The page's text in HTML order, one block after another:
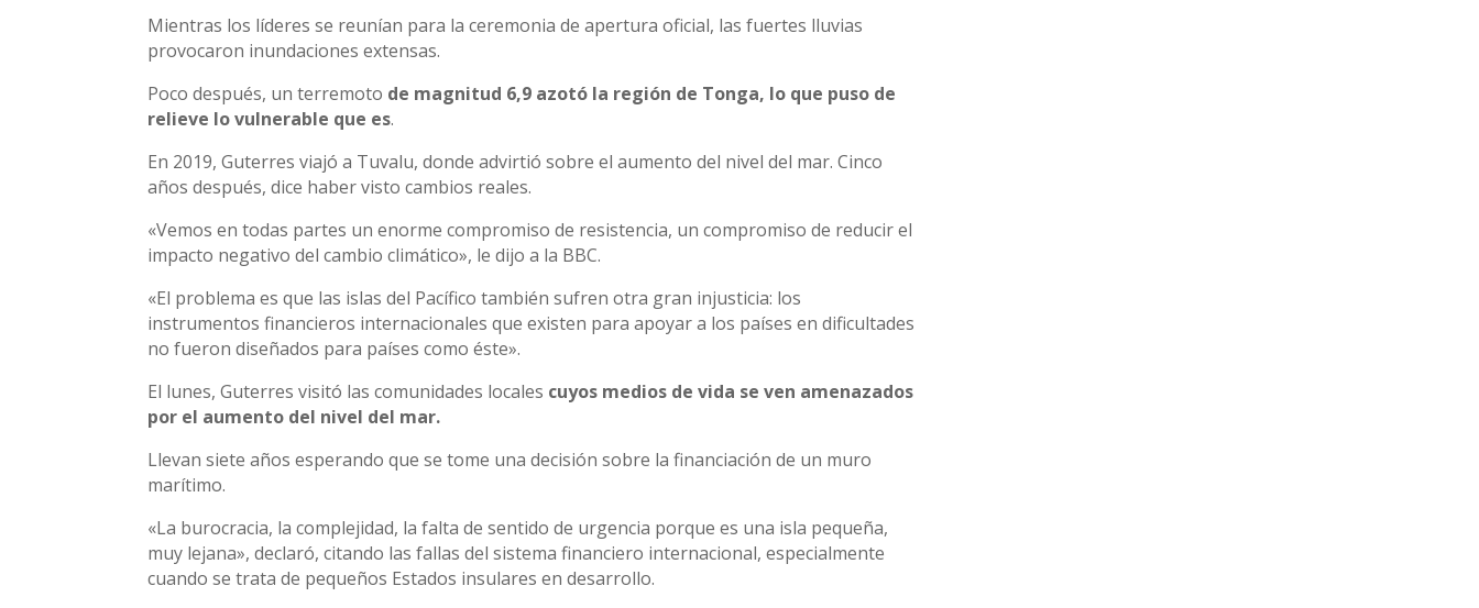
Mientras los líderes se reunían para la ceremonia de apertura oficial, las fuertes lluvias
provocaron inundaciones extensas.
Poco después, un terremoto de magnitud 6,9 azotó la región de Tonga, lo que puso de
relieve lo vulnerable que es.
En 2019, Guterres viajó a Tuvalu, donde advirtió sobre el aumento del nivel del mar. Cinco
años después, dice haber visto cambios reales.
«Vemos en todas partes un enorme compromiso de resistencia, un compromiso de reducir el
impacto negativo del cambio climático», le dijo a la BBC.
«El problema es que las islas del Pacífico también sufren otra gran injusticia: los
instrumentos financieros internacionales que existen para apoyar a los países en dificultades
no fueron diseñados para países como éste».
El lunes, Guterres visitó las comunidades locales cuyos medios de vida se ven amenazados
por el aumento del nivel del mar.
Llevan siete años esperando que se tome una decisión sobre la financiación de un muro
marítimo.
«La burocracia, la complejidad, la falta de sentido de urgencia porque es una isla pequeña,
muy lejana», declaró, citando las fallas del sistema financiero internacional, especialmente
cuando se trata de pequeños Estados insulares en desarrollo.